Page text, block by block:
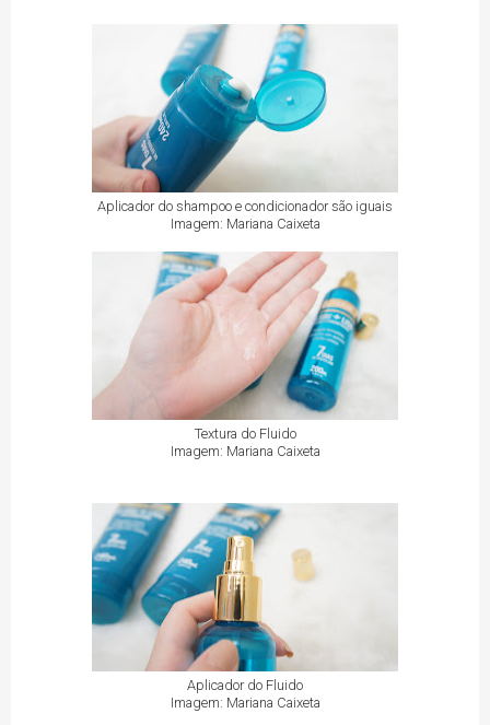
Aplicador do shampoo e condicionador são iguais
Imagem: Mariana Caixeta
Textura do Fluido
Imagem: Mariana Caixeta
Aplicador do Fluido
Imagem: Mariana Caixeta